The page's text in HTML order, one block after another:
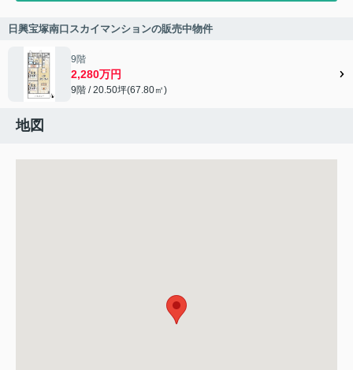
日興宝塚南口スカイマンションの販売中物件
9階
2,280万円
9階 / 20.50坪(67.80㎡)
地図